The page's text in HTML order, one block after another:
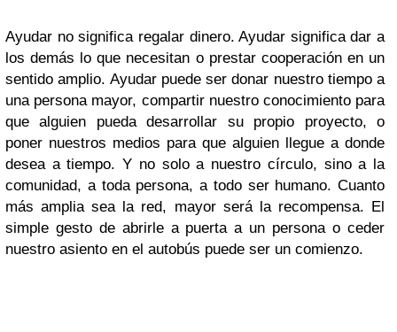
Ayudar no significa regalar dinero. Ayudar significa dar a
los demás lo que necesitan o prestar cooperación en un
sentido amplio. Ayudar puede ser donar nuestro tiempo a
una persona mayor, compartir nuestro conocimiento para
que alguien pueda desarrollar su propio proyecto, o
poner nuestros medios para que alguien llegue a donde
desea a tiempo. Y no solo a nuestro círculo, sino a la
comunidad, a toda persona, a todo ser humano. Cuanto
más amplia sea la red, mayor será la recompensa. El
simple gesto de abrirle a puerta a un persona o ceder
nuestro asiento en el autobús puede ser un comienzo.